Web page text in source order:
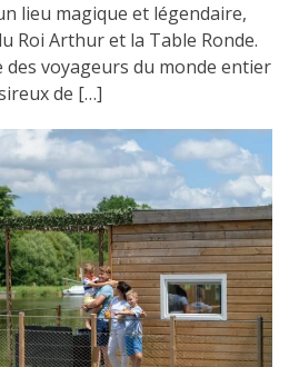
lieu magique et légendaire,
Roi Arthur et la Table Ronde.
voyageurs du monde entier
de […]